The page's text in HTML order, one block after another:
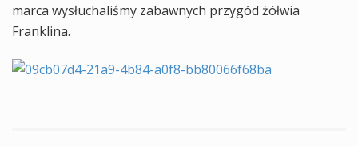
marca wysłuchaliśmy zabawnych przygód żółwia
Franklina.